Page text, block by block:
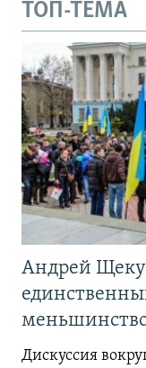
ТОП-ТЕМА
Андрей
Дискуссия